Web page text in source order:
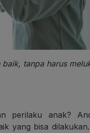
tanpa harus
perilaku anak?
yang bisa